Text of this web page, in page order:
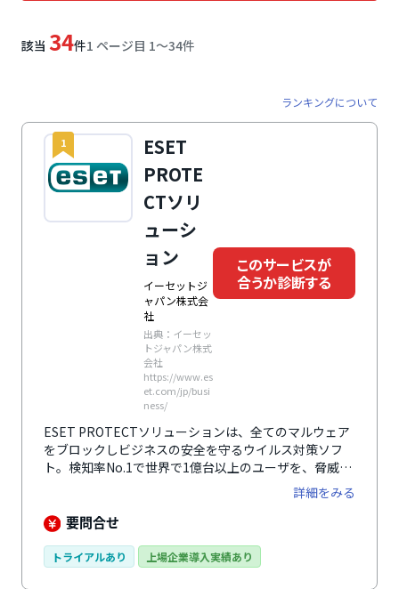
該当 34件1 ページ目 1〜34件
ランキングについて
1
ESET
PROTE
CTソリ
ューシ
ョン
イーセットジ
ャパン株式会
社
出典：イーセッ
トジャパン株式
会社
https://www.es
et.com/jp/busi
ness/
このサービスが
合うか診断する
ESET PROTECTソリューションは、全てのマルウェア
をブロックしビジネスの安全を守るウイルス対策ソフ
ト。検知率No.1で世界で1億台以上のユーザを、脅威か
詳細をみる
要問合せ
トライアルあり 上場企業導入実績あり